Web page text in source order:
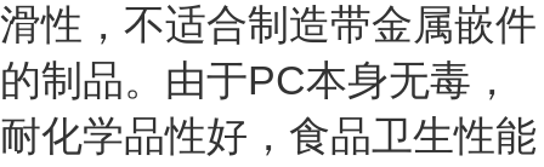
滑性，不适合制造带金属嵌件
的制品。由于PC本身无毒，
耐化学品性好，食品卫生性能